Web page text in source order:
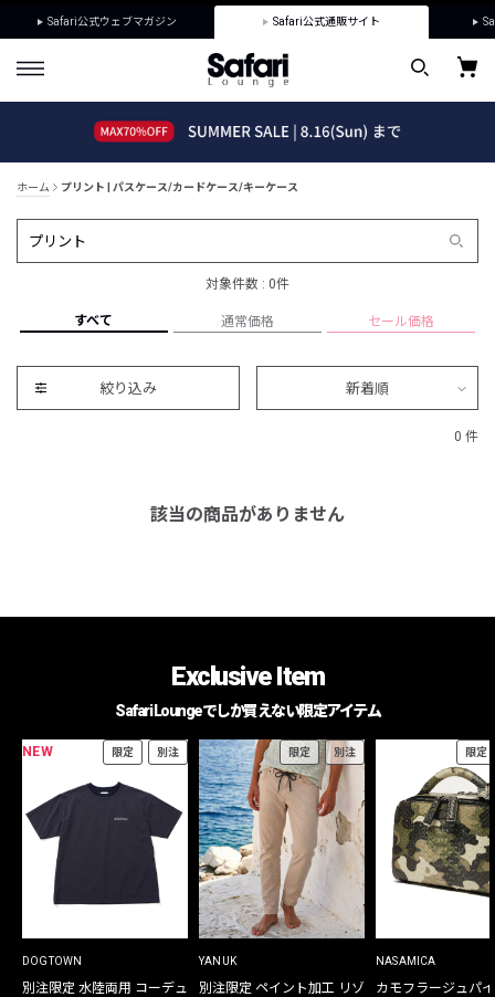
Safari公式ウェブマガジン Safari公式通販サイト
ホーム プリント | パスケース/カードケース/キーケース
対象件数 : 0件
すべて 通常価格 セール価格
絞り込み 新着順
0 件
該当の商品がありません
Exclusive Item
Safari Loungeでしか買えない限定アイテム
NEW 限定 別注
DOGTOWN
別注限定 水陸両用 コーデュ
限定 別注
YANUK
別注限定 ペイント加工 リゾ
限定
NASAMICA
カモフラージュパ